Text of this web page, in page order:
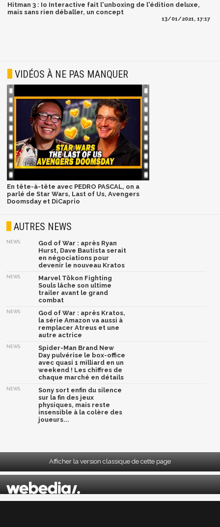
Hitman 3 : Io Interactive fait l'unboxing de l'édition deluxe,
mais sans rien déballer, un concept
13/01/2021, 17:17
VIDÉOS À NE PAS MANQUER
En tête-à-tête avec PEDRO PASCAL, on a
parlé de Star Wars, Last of Us, Avengers
Doomsday et DiCaprio
AUTRES NEWS
NEWS
God of War : après Ryan
Hurst, Dave Bautista serait
en négociations pour
devenir le nouveau Kratos
NEWS
Marvel Tōkon Fighting
Souls lâche son ultime
trailer avant le grand
combat
NEWS
God of War : après Kratos,
la série Amazon va aussi à
remplacer Atreus et une
autre actrice
NEWS
Spider-Man Brand New
Day pulvérise le box-office
avec quasi 1 milliard en un
weekend ! Les chiffres de
chaque marché en détails
NEWS
Sony sort enfin du silence
sur la fin des jeux
physiques, mais reste
insensible à la colère des
joueurs...
Afficher la version classique de cette page